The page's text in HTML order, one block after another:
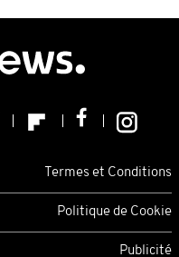
Termes et Conditions
Politique de Cookie
Publicité